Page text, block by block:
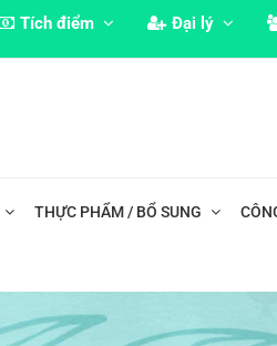
Tích điểm Đại lý
THỰC PHẨM / BỔ SUNG